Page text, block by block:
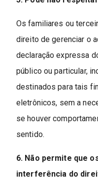
Os familiares ou
direito de gerenciar o
declaração expressa
público ou particular,
destinados para tais
eletrônicos, sem a
se houver
sentido.
6. Não permite que
interferência do